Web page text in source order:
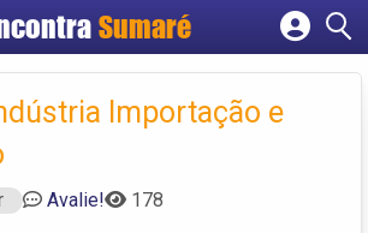
Sumaré
Cadastrar empresa
Criar conta
Importação e
Avalie! 178